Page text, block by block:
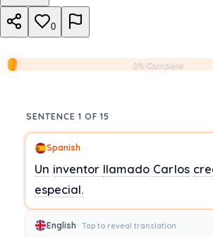
0
0% Complete
SENTENCE 1 OF 15
Spanish
Un inventor llamado Carlos
especial.
English Tap to reveal translation